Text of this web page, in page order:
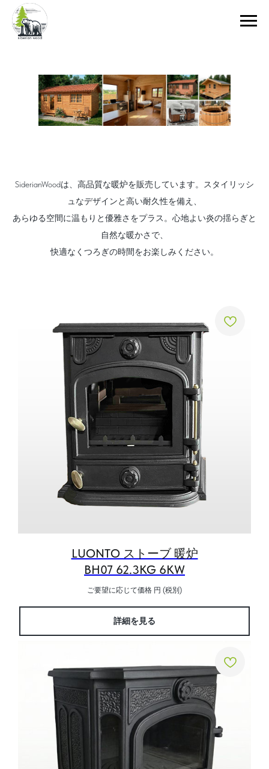
SiderianWoodは、高品質な暖炉を販売しています。スタイリッシ
ュなデザインと高い耐久性を備え、
あらゆる空間に温もりと優雅さをプラス。心地よい炎の揺らぎと
自然な暖かさで、
快適なくつろぎの時間をお楽しみください。
LUONTO ストーブ 暖炉
BH07 62.3KG 6KW
ご要望に応じて価格 円 (税別)
詳細を見る